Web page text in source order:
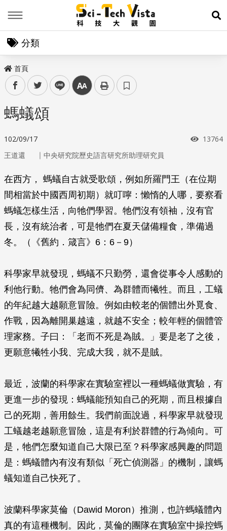
展
分類
首頁
facebooktwitter line 中
螞蟻頌
102/09/17 瀏覽次
13764
王道還 ｜ 中央研究院歷史語言研究所助理研究員
在西方， 螞蟻自古就受歌頌，例如所羅門王（在位期
間相當於中國西周初期）就叮嚀：懶惰的人哪，要察看
螞蟻怎樣生活，向牠們學習。牠們沒有領袖，沒有官
長，沒有統治者，可是牠們在夏天儲備糧食，準備過
冬。（《舊約．箴言》6：6－9）
科學家早就發現，螞蟻不只勤勞，還會從事令人感動的
利他行動。牠們會為同儕、為群體而犧牲。而且，工蟻
的年紀越大越願意冒險。例如由較老的個體出外覓食、
作戰，因為離開巢越遠，就越不安全；較年輕的個體管
理家務。子曰：「老而不死是為賊。」要是老了之後，
更願意犧牲小我、完成大我，就不是賊。
最近，波蘭的科學家在實驗室裡以一種螞蟻做實驗，有
更進一步的發現：螞蟻能預知自己的死期，而且根據自
己的死期，善用餘生。我們前面說過，科學家早就發現
工蟻越老越願意冒險，這是有利於群體的行為傾向。可
是，牠們怎麼知道自己大限已至？科學家感興趣的問題
是：螞蟻體內有沒有類似「死亡偵測器」的機制，讓螞
蟻知道自己快死了。
波蘭科學家莫倫（Dawid Moron）推測，也許螞蟻體內
真的有這種機制。因此，莫倫的團隊在實驗室中操控螞